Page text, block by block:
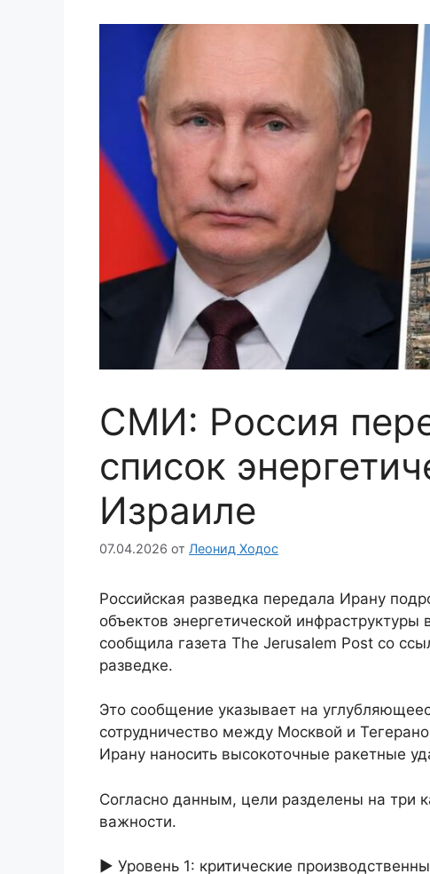
СМИ: Россия
список
Израиле
07.04.2026 от Леонид Ходос
Российская разведка передала Ирану
объектов энергетической
сообщила газета The Jerusalem Post со
разведке.
Это сообщение указывает на
сотрудничество между Москвой и
Ирану наносить высокоточные ракетные
Согласно данным, цели разделены на три
важности.
► Уровень 1: критические